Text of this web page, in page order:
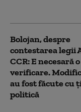
Bolojan, despre
contestarea legii
CCR: E necesară o
verificare.
au fost făcute cu
politică